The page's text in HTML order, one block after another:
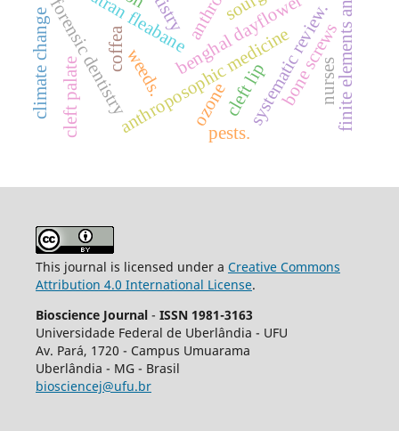
benghal dayflower
weeds.
anthroposophic medicine
forensic dentistry systematic review.
bone screws
cleft lip
cleft palate finite elements analysis
ozone
coffea
pests.
nurses
climate change
This journal is licensed under a Creative Commons
Attribution 4.0 International License.
Bioscience Journal - ISSN 1981-3163
Universidade Federal de Uberlândia - UFU
Av. Pará, 1720 - Campus Umuarama
Uberlândia - MG - Brasil
biosciencej@ufu.br